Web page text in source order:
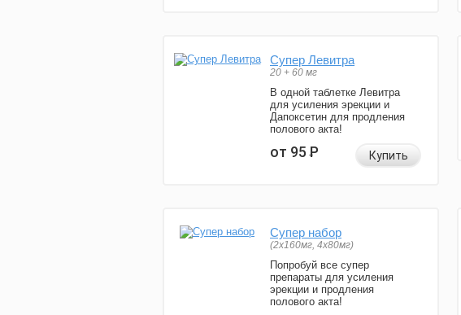
Супер Левитра
20 + 60 мг
В одной таблетке Левитра
для усиления эрекции и
Дапоксетин для продления
полового акта!
от 95Р Купить
Супер набор
(2х160мг, 4х80мг)
Попробуй все супер
препараты для усиления
эрекции и продления
полового акта!